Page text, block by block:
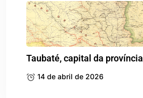
Taubaté, capital da província
14 de abril de 2026